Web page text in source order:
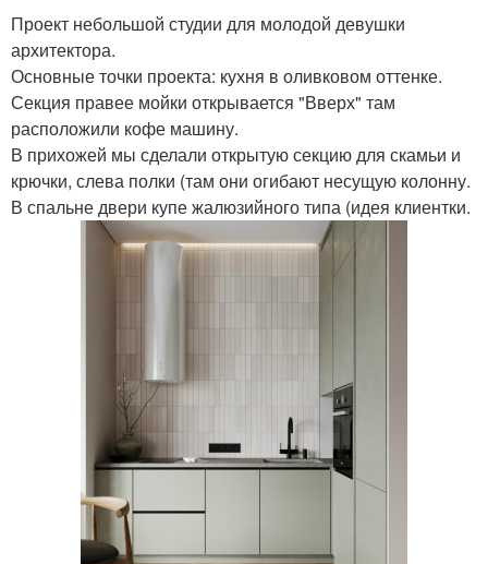
Проект небольшой студии для молодой девушки
архитектора.
Основные точки проекта: кухня в оливковом оттенке.
Секция правее мойки открывается "Вверх" там
расположили кофе машину.
В прихожей мы сделали открытую секцию для скамьи и
крючки, слева полки (там они огибают несущую колонну.
В спальне двери купе жалюзийного типа (идея клиентки.